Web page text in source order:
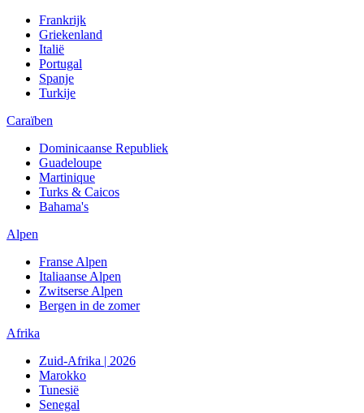
Frankrijk
Griekenland
Italië
Portugal
Spanje
Turkije
Caraïben
Dominicaanse Republiek
Guadeloupe
Martinique
Turks & Caicos
Bahama's
Alpen
Franse Alpen
Italiaanse Alpen
Zwitserse Alpen
Bergen in de zomer
Afrika
Zuid-Afrika | 2026
Marokko
Tunesië
Senegal